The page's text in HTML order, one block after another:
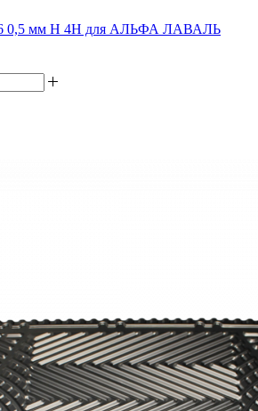
мм H 4H для АЛЬФА ЛАВАЛЬ